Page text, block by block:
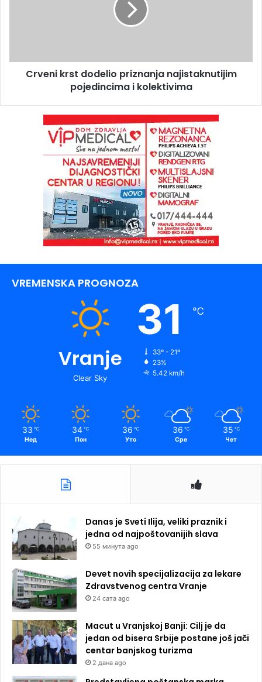
Crveni krst dodelio priznanja najistaknutijim
pojedincima i kolektivima
VREMENSKA PROGNOZA
Vranje
Clear Sky
31 ℃
33º - 21º
23%
5.42 km/h
33 ℃
Нед
34 ℃
Пон
36 ℃
Уто
36 ℃
Сре
35 ℃
Чет
Danas je Sveti Ilija, veliki praznik i
jedna od najpoštovanijih slava
55 минута ago
Devet novih specijalizacija za lekare
Zdravstvenog centra Vranje
24 сата ago
Macut u Vranjskoj Banji: Cilj je da
jedan od bisera Srbije postane još jači
centar banjskog turizma
2 дана ago